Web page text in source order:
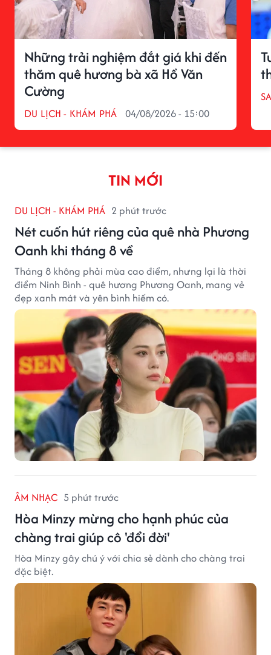
Những trải nghiệm đắt giá khi đến
thăm quê hương bà xã Hồ Văn
Cường
DU LỊCH - KHÁM PHÁ 04/08/2026 - 15:00
TIN MỚI
DU LỊCH - KHÁM PHÁ 2 phút trước
Nét cuốn hút riêng của quê nhà Phương
Oanh khi tháng 8 về
Tháng 8 không phải mùa cao điểm, nhưng lại là thời
điểm Ninh Bình - quê hương Phương Oanh, mang vẻ
đẹp xanh mát và yên bình hiếm có.
ÂM NHẠC 5 phút trước
Hòa Minzy mừng cho hạnh phúc của
chàng trai giúp cô 'đổi đời'
Hòa Minzy gây chú ý với chia sẻ dành cho chàng trai
đặc biệt.